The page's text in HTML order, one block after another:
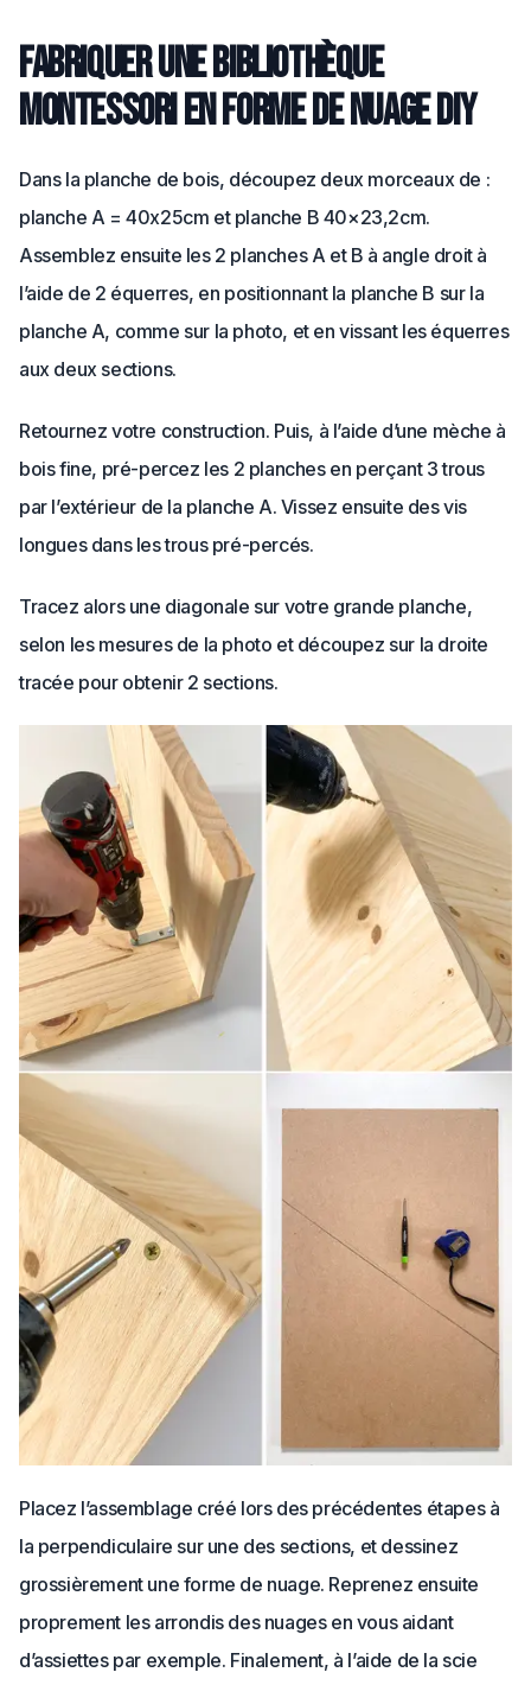
Fabriquer une bibliothèque
Montessori en forme de nuage DIY
Dans la planche de bois, découpez deux morceaux de :
planche A = 40x25cm et planche B 40×23,2cm.
Assemblez ensuite les 2 planches A et B à angle droit à
l’aide de 2 équerres, en positionnant la planche B sur la
planche A, comme sur la photo, et en vissant les équerres
aux deux sections.
Retournez votre construction. Puis, à l’aide d’une mèche à
bois fine, pré-percez les 2 planches en perçant 3 trous
par l’extérieur de la planche A. Vissez ensuite des vis
longues dans les trous pré-percés.
Tracez alors une diagonale sur votre grande planche,
selon les mesures de la photo et découpez sur la droite
tracée pour obtenir 2 sections.
Placez l’assemblage créé lors des précédentes étapes à
la perpendiculaire sur une des sections, et dessinez
grossièrement une forme de nuage. Reprenez ensuite
proprement les arrondis des nuages en vous aidant
d’assiettes par exemple. Finalement, à l’aide de la scie